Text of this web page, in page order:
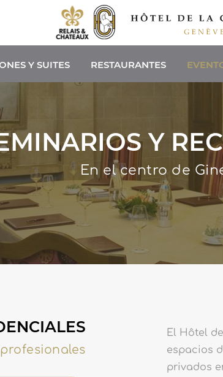
Y SUITES RESTAURANTES
Y
En el centro de
El Hôtel
espacios
privados